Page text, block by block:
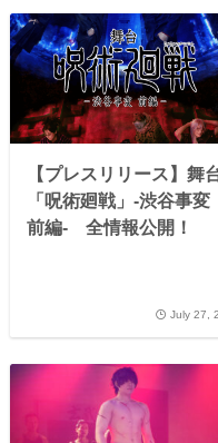
【プレスリリース】舞
「呪術廻戦」-渋谷事変
前編- 全情報公開！
July 27,